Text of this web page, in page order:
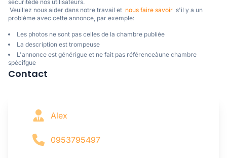
sécuritéde nos utilisateurs.
Veuillez nous aider dans notre travail et nous faire savoir
  s'il y a un
problème avec cette annonce, par exemple:
Les photos ne sont pas celles de la chambre publiée
La description est trompeuse
L'annonce est générigue et ne fait pas référenceàune chambre
spécifgue
Contact
Alex
0953795497